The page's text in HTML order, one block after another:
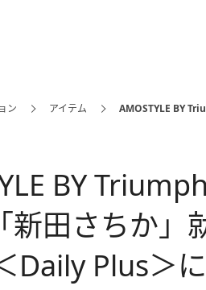
ン アイテム AMOSTYLE BY
BY
新田さちか
Daily Plus＞